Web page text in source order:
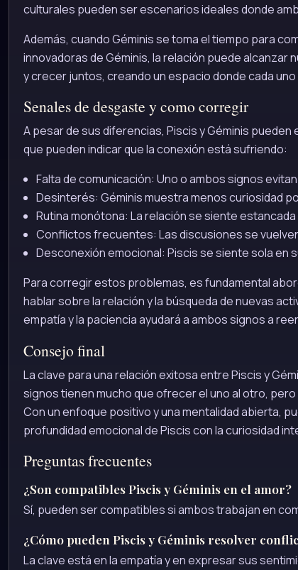
culturales pueden ser escenarios ideales donde
Además, cuando Géminis se toma el tiempo para
innovadoras de Géminis, la relación puede alcanzar
y crecer juntos, creando un espacio donde cada
Senales de desgaste y como corregir
A pesar de sus diferencias, Piscis y Géminis
que pueden indicar que la conexión está sufriendo:
Falta de comunicación: Uno o ambos signos
Desinterés: Géminis muestra menos curiosidad
Rutina monótona: La relación se siente estancada
Conflictos frecuentes: Las discusiones se
Desconexión emocional: Piscis se siente sola en
Para corregir estos problemas, es fundamental
hablar sobre la relación y la búsqueda de nuevas
empatía y la paciencia ayudará a ambos signos a
Consejo final
La clave para una relación exitosa entre Piscis y
signos tienen mucho que ofrecer el uno al otro,
Con un enfoque positivo y una mentalidad abierta,
profundidad emocional de Piscis con la curiosidad
Preguntas frecuentes
¿Son compatibles Piscis y Géminis en el amor?
Sí, pueden ser compatibles si ambos trabajan en
¿Cómo pueden Piscis y Géminis resolver
La clave está en la empatía y en expresar sus